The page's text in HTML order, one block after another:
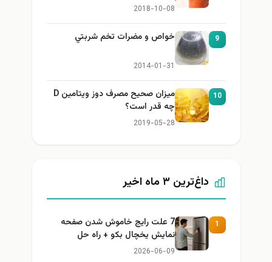
2018-10-08
9 خواص و مضرات تخم شربتي
2014-01-31
10
میزان صحیح مصرف دوز ویتامین D
چه قدر است؟
2019-05-28
داغ‌ترین ۳ ماه اخیر
1
7 علت رایج خاموش شدن صفحه
نمایش یخچال بکو + راه حل
2026-06-09